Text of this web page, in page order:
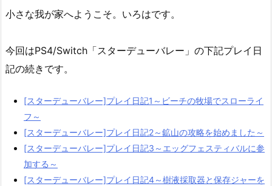
小さな我が家へようこそ。いろはです。
今回はPS4/Switch「スターデューバレー」の下記プレイ日
記の続きです。
[スターデューバレー]プレイ日記1～ビーチの牧場でスローライ
フ～
[スターデューバレー]プレイ日記2～鉱山の攻略を始めました～
[スターデューバレー]プレイ日記3～エッグフェスティバルに参
加する～
[スターデューバレー]プレイ日記4～樹液採取器と保存ジャーを